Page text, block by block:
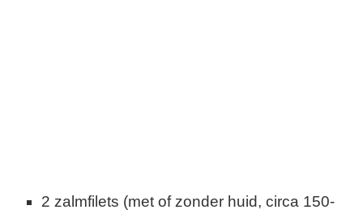
2 zalmfilets (met of zonder huid, circa 150-